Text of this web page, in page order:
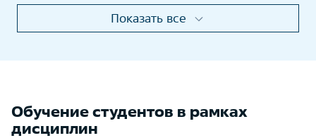
Показать все
Обучение студентов в рамках
дисциплин